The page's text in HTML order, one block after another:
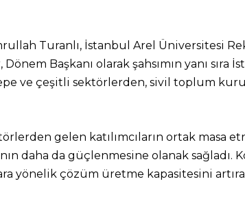
Turanlı, İstanbul Arel Üniversitesi
Başkanı olarak şahsımın yanı sıra
ve çeşitli sektörlerden, sivil toplum
gelen katılımcıların ortak masa
daha da güçlenmesine olanak
yönelik çözüm üretme kapasitesini